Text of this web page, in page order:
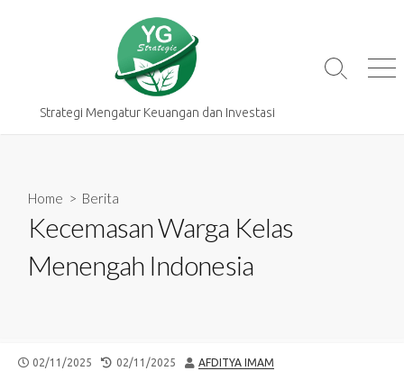
Strategi Mengatur Keuangan dan Investasi
Search
Home > Berita
Kecemasan Warga Kelas
Menengah Indonesia
PUBLISHED
02/11/2025
LAST
02/11/2025 AUTHOR
AFDITYA IMAM